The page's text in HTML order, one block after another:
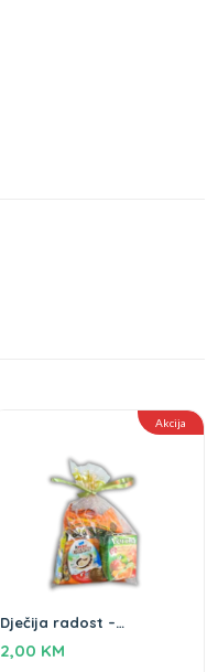
Akcija
Dječija radost –
2,00 KM